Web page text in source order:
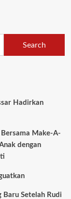
Search
Hadirkan
Make-A-
dengan
Setelah Rudi